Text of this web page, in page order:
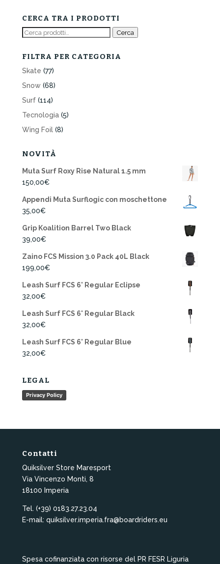
CERCA TRA I PRODOTTI
Cerca: Cerca
FILTRA PER CATEGORIA
Skate (77)
Snow (68)
Surf (114)
Tecnologia (5)
Wing Foil (8)
NOVITÀ
Muta Surf Roxy Rise Natural 1.5 mm
150,00€
Appendi Muta Surflogic con moschettone
35,00€
Grip Koalition Barrel Two Black
39,00€
Zaino FCS Mission 3.0 Pack 40L Black
199,00€
Leash Surf FCS 6' Regular Eclipse
32,00€
Leash Surf FCS 6' Regular Black
32,00€
Leash Surf FCS 6' Regular Blue
32,00€
LEGAL
Privacy Policy
Contatti
Quiksilver Store Maresport
Via Vincenzo Monti, 8
18100 Imperia
Tel. (+39) 0183.27.23.04
E-mail: quiksilver.imperia.fra@boardriders.eu
Spesa cofinanziata con risorse del PR FESR Liguria